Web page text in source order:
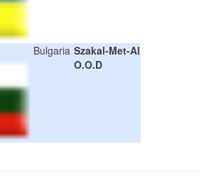
Bulgaria Szakal-Met-Al
O.O.D